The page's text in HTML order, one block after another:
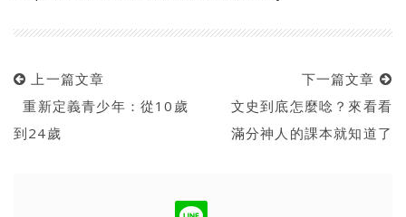
上一篇文章
重新定義青少年：從10歲
到24歲
下一篇文章
文史到底怎麼唸？來看看
滿分神人的課本就知道了